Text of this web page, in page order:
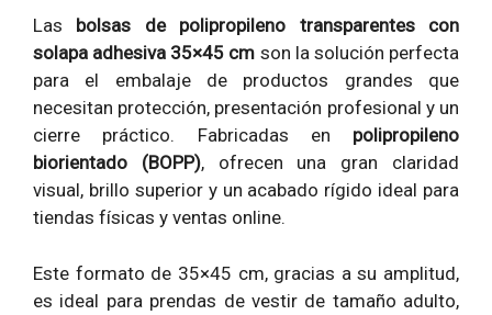
Las bolsas de polipropileno transparentes con
solapa adhesiva 35×45 cm son la solución perfecta
para el embalaje de productos grandes que
necesitan protección, presentación profesional y un
cierre práctico. Fabricadas en polipropileno
biorientado (BOPP), ofrecen una gran claridad
visual, brillo superior y un acabado rígido ideal para
tiendas físicas y ventas online.
Este formato de 35×45 cm, gracias a su amplitud,
es ideal para prendas de vestir de tamaño adulto,